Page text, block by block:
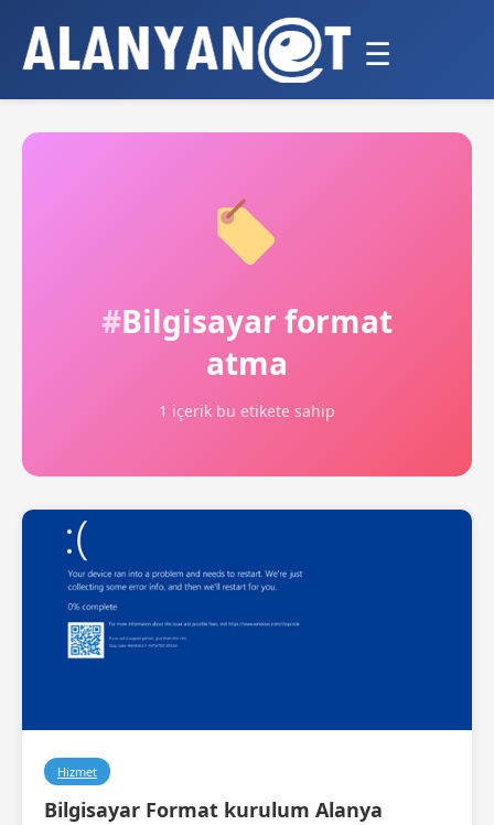
☰
Bilgisayar format
atma
1 içerik bu etikete sahip
Hizmet
Bilgisayar Format kurulum Alanya